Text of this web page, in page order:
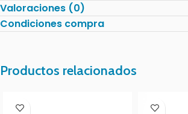
Valoraciones (0)
Condiciones compra
Productos relacionados